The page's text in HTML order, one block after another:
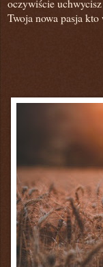
oczywiście
Twoja nowa pasja kto